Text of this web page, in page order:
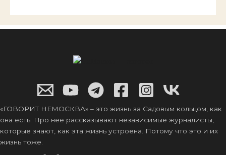
«ГОВОРИТ НЕМОСКВА» – это жизнь за Садовым кольцом, как
она есть. Про нее рассказывают независимые журналисты,
которые знают, как эта жизнь устроена. Потому что это и их
жизнь тоже.